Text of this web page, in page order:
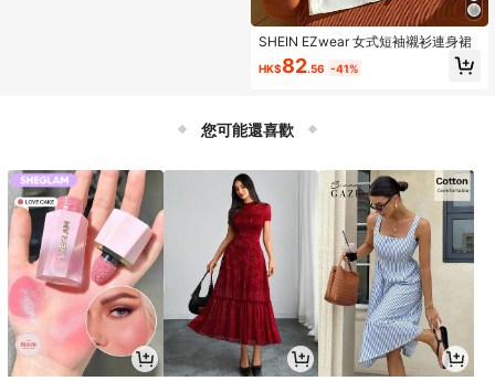
SHEIN EZwear 女式短袖襯衫連身裙
HK$82.56 -41%
您可能還喜歡